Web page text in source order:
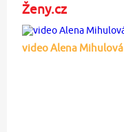
Ženy.cz
video Alena Mihulová